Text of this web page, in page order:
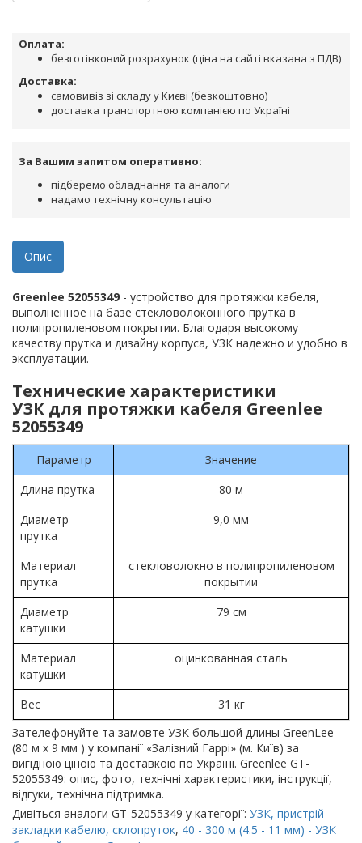
Оплата:
безготівковий розрахунок (ціна на сайті вказана з ПДВ)
Доставка:
самовивіз зі складу у Києві (безкоштовно)
доставка транспортною компанією по Україні
За Вашим запитом оперативно:
підберемо обладнання та аналоги
надамо технічну консультацію
Опис
Greenlee 52055349 - устройство для протяжки кабеля,
выполненное на базе стекловолоконного прутка в
полипропиленовом покрытии. Благодаря высокому
качеству прутка и дизайну корпуса, УЗК надежно и удобно в
эксплуатации.
Технические характеристики
УЗК для протяжки кабеля Greenlee
52055349
Параметр
Значение
Длина прутка
80 м
Диаметр
прутка
9,0 мм
Материал
прутка
стекловолокно в полипропиленовом
покрытии
Диаметр
катушки
79 см
Материал
катушки
оцинкованная сталь
Вес
31 кг
Зателефонуйте та замовте УЗК большой длины GreenLee
(80 м х 9 мм ) у компанії «Залізний Гаррі» (м. Київ) за
вигідною ціною та доставкою по Україні. Greenlee GT-
52055349: опис, фото, технічні характеристики, інструкції,
відгуки, технічна підтримка.
Дивіться аналоги GT-52055349 у категорії: УЗК, пристрій
закладки кабелю, склопруток, 40 - 300 м (4.5 - 11 мм) - УЗК